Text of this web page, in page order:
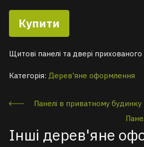
Купити
Щитові панелі та двері
Категорія: Дерев'яне оформлення
Панелі в приватному будинку
Інші дерев'яне